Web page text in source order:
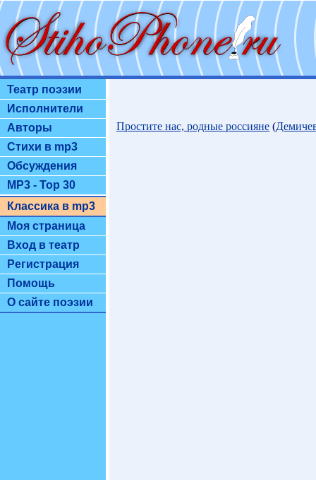
Театр поэзии
Исполнители
Авторы
Стихи в mp3
Обсуждения
MP3 - Top 30
Классика в mp3
Моя страница
Вход в театр
Регистрация
Помощь
О сайте поэзии
Простите нас, родные россияне (